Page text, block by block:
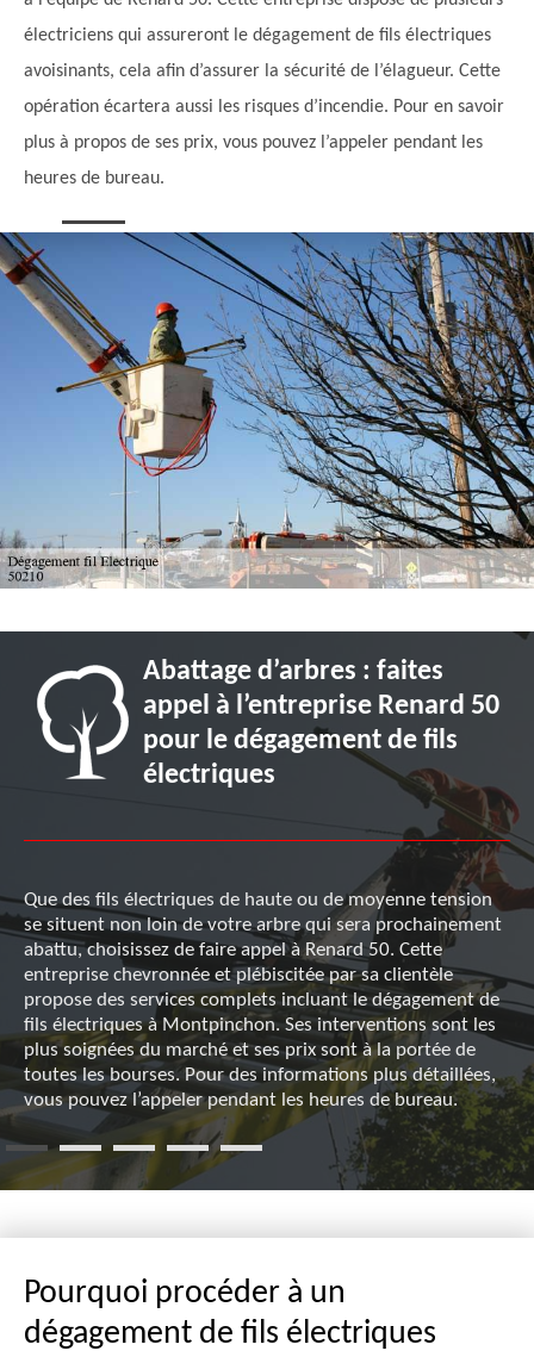
électriciens qui assureront le dégagement de fils électriques
avoisinants, cela afin d’assurer la sécurité de l’élagueur. Cette
opération écartera aussi les risques d’incendie. Pour en savoir
plus à propos de ses prix, vous pouvez l’appeler pendant les
heures de bureau.
Abattage d’arbres : faites
appel à l’entreprise Renard 50
pour le dégagement de fils
électriques
Que des fils électriques de haute ou de moyenne tension
se situent non loin de votre arbre qui sera prochainement
abattu, choisissez de faire appel à Renard 50. Cette
entreprise chevronnée et plébiscitée par sa clientèle
propose des services complets incluant le dégagement de
fils électriques à Montpinchon. Ses interventions sont les
plus soignées du marché et ses prix sont à la portée de
toutes les bourses. Pour des informations plus détaillées,
vous pouvez l’appeler pendant les heures de bureau.
Pourquoi procéder à un
dégagement de fils électriques